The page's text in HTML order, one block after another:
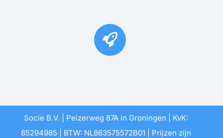
Socie B.V. | Peizerweg 87A in Groningen | KvK:
85294985 | BTW: NL863575572B01 | Prijzen zijn